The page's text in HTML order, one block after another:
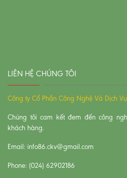
LIÊN HỆ CHÚNG TÔI
Công ty Cổ Phần Công Nghệ Và Dịch
Chúng tôi cam kết đem đến công
khách hàng.
Email: info86.ckv@gmail.com
Phone: (024) 62902186